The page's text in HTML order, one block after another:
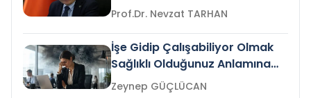
Prof.Dr. Nevzat TARHAN
İşe Gidip Çalışabiliyor Olmak
Sağlıklı Olduğunuz Anlamına
Gelir mi?Zeynep GÜÇLÜCAN